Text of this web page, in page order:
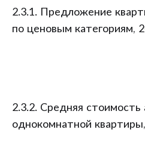
2.3.1. Предложение
по ценовым категориям,
2.3.2. Средняя стоимость
однокомнатной